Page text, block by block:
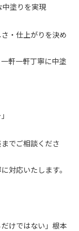
塗りを実現
・仕上がりを決め
軒一軒丁寧に中塗
でご相談くださ
対応いたします。
けではない」根本